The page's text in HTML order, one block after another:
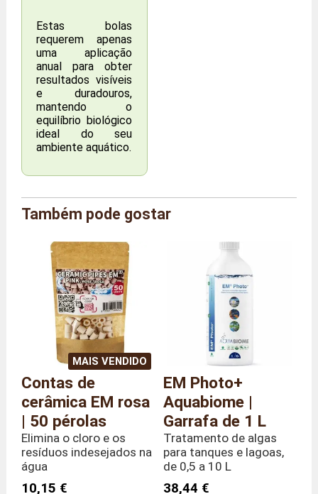
Estas bolas
requerem apenas
uma aplicação
anual para obter
resultados visíveis
e duradouros,
mantendo o
equilíbrio biológico
ideal do seu
ambiente aquático.
Marca
Agriton
Tamanho
Peso
Também pode gostar
MAIS VENDIDO
Contas de
cerâmica EM rosa
| 50 pérolas
Elimina o cloro e os
resíduos indesejados na
água
10,15 €
EM Photo+
Aquabiome |
Garrafa de 1 L
Tratamento de algas
para tanques e lagoas,
de 0,5 a 10 L
38,44 €